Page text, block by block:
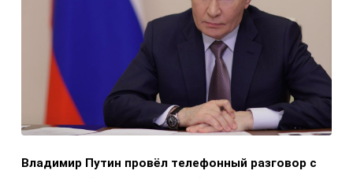
Владимир Путин провёл телефонный разговор с